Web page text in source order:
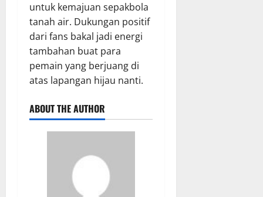
untuk kemajuan sepakbola
tanah air. Dukungan positif
dari fans bakal jadi energi
tambahan buat para
pemain yang berjuang di
atas lapangan hijau nanti.
ABOUT THE AUTHOR